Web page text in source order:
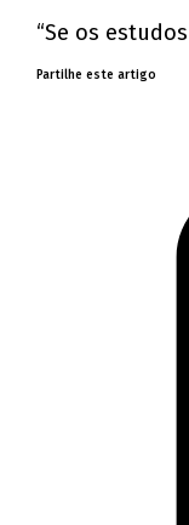
“Se os
Partilhe este artigo